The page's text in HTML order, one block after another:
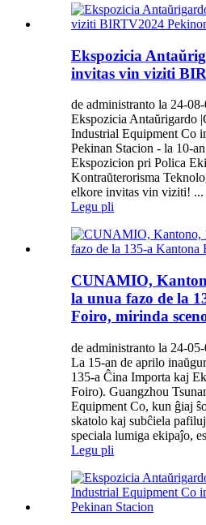
Ekspozicia
invitas vin viziti
de administranto la 24-
Ekspozicia Antaŭrigardo
Industrial Equipment Co
Pekinan Stacion - la 10-
Ekspozicion pri Polica
Kontraŭterorisma
elkore invitas vin viziti! ...
Legu pli
CUNAMIO,
la unua fazo de la
Foiro, mirinda
de administranto la 24-
La 15-an de aprilo
135-a Ĉina Importa kaj
Foiro). Guangzhou
Equipment Co, kun ĝiaj
skatolo kaj subĉiela
speciala lumiga ekipaĵo,
Legu pli